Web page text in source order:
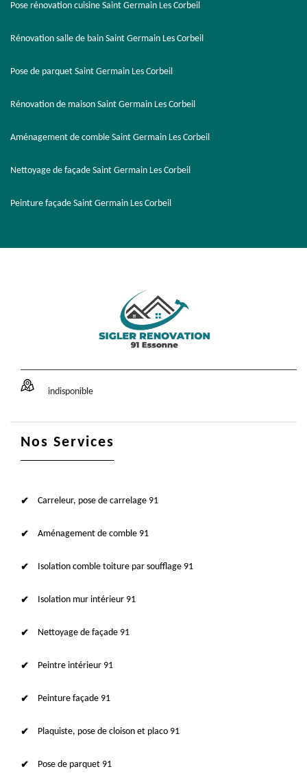
Pose rénovation cuisine Saint Germain Les Corbeil
Rénovation salle de bain Saint Germain Les Corbeil
Pose de parquet Saint Germain Les Corbeil
Rénovation de maison Saint Germain Les Corbeil
Aménagement de comble Saint Germain Les Corbeil
Nettoyage de façade Saint Germain Les Corbeil
Peinture façade Saint Germain Les Corbeil
indisponible
Nos Services
Carreleur, pose de carrelage 91
Aménagement de comble 91
Isolation comble toiture par soufflage 91
Isolation mur intérieur 91
Nettoyage de façade 91
Peintre intérieur 91
Peinture façade 91
Plaquiste, pose de cloison et placo 91
Pose de parquet 91